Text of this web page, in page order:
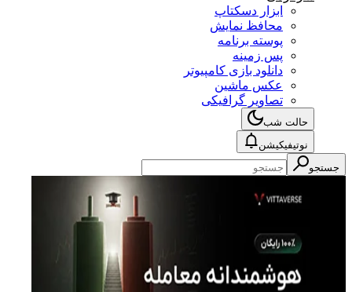
ابزار دسکتاپ
محافظ نمایش
پوسته برنامه
پس زمینه
دانلود بازی کامپیوتر
عکس ماشین
تصاویر گرافیکی
حالت شب
نوتیفیکیشن
جستجو